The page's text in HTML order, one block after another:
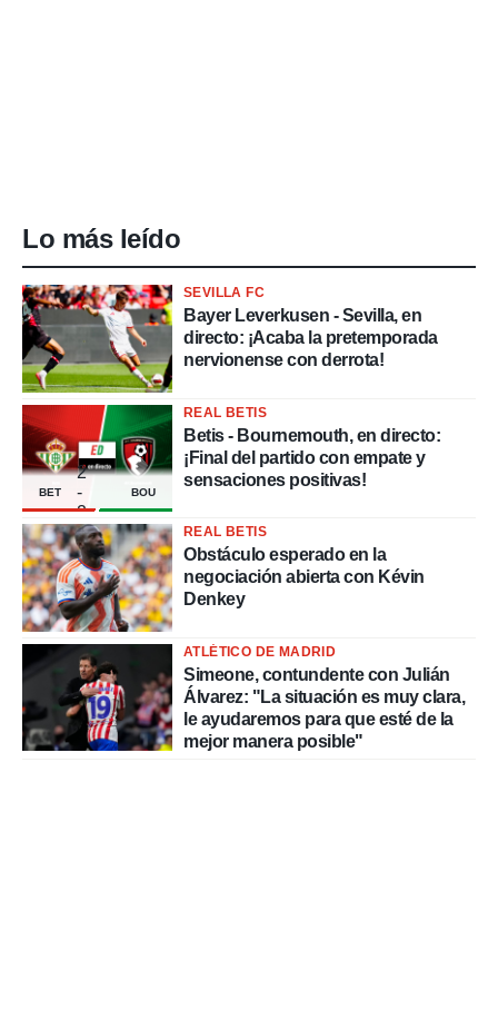
Lo más leído
SEVILLA FC
Bayer Leverkusen - Sevilla, en
directo: ¡Acaba la pretemporada
nervionense con derrota!
BET
2
-
2
BOU
REAL BETIS
Betis - Bournemouth, en directo:
¡Final del partido con empate y
sensaciones positivas!
REAL BETIS
Obstáculo esperado en la
negociación abierta con Kévin
Denkey
ATLÉTICO DE MADRID
Simeone, contundente con Julián
Álvarez: "La situación es muy clara,
le ayudaremos para que esté de la
mejor manera posible"